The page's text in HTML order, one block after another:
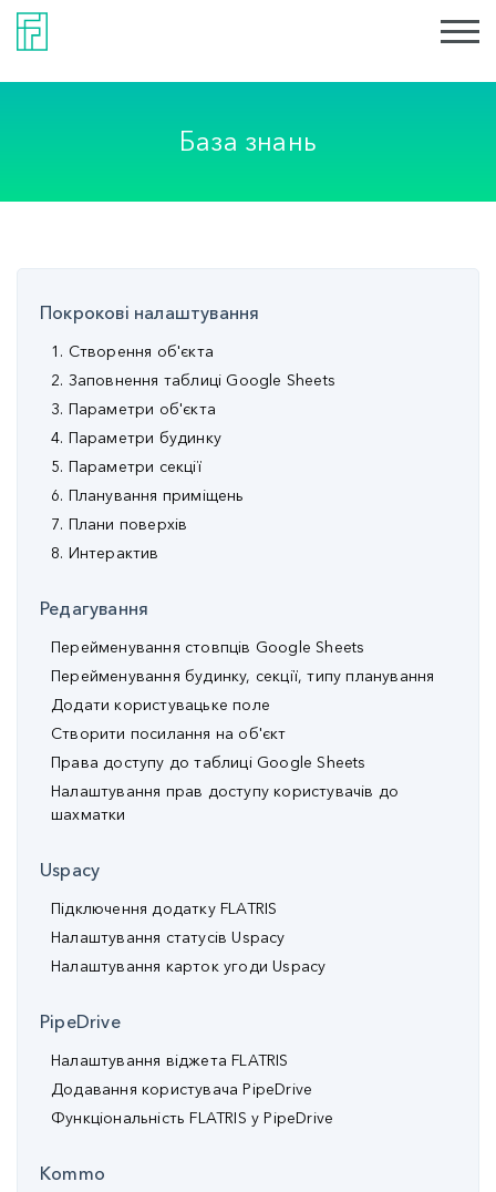
База знань
Покрокові налаштування
1. Створення об'єкта
2. Заповнення таблиці Google Sheets
3. Параметри об'єкта
4. Параметри будинку
5. Параметри секції
6. Планування приміщень
7. Плани поверхів
8. Интерактив
Редагування
Перейменування стовпців Google Sheets
Перейменування будинку, секції, типу планування
Додати користувацьке поле
Створити посилання на об'єкт
Права доступу до таблиці Google Sheets
Налаштування прав доступу користувачів до
шахматки
Uspacy
Підключення додатку FLATRIS
Налаштування статусів Uspacy
Налаштування карток угоди Uspacy
PipeDrive
Налаштування віджета FLATRIS
Додавання користувача PipeDrive
Функціональність FLATRIS у PipeDrive
Kommo